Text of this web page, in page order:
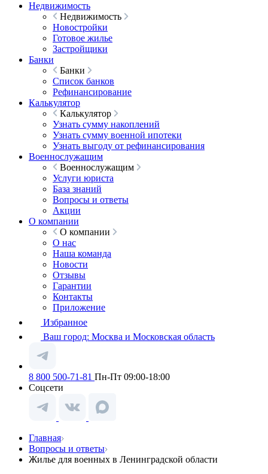
Недвижимость
Недвижимость
Новостройки
Готовое жилье
Застройщики
Банки
Банки
Список банков
Рефинансирование
Калькулятор
Калькулятор
Узнать сумму накоплений
Узнать сумму военной ипотеки
Узнать выгоду от рефинансирования
Военнослужащим
Военнослужащим
Услуги юриста
База знаний
Вопросы и ответы
Акции
О компании
О компании
О нас
Наша команда
Новости
Отзывы
Гарантии
Контакты
Приложение
Избранное
Ваш город: Москва и Московская область
8 800 500-71-81 Пн-Пт 09:00-18:00
Соцсети
Главная
Вопросы и ответы
Жилье для военных в Ленинградской области